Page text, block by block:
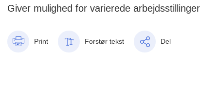
Giver mulighed for varierede arbejdsstillinger
Print Forstør tekst Del